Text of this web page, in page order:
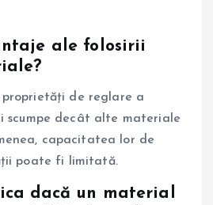
ale folosirii
de reglare a
scumpe decât alte materiale
capacitatea lor de
poate fi limitată.
dacă un material